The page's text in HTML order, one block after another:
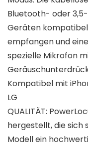
Bluetooth- oder
Geräten
empfangen und
spezielle Mikrofon
Kompatibel mit
LG
QUALITÄT:
hergestellt, die sich
Modell ein